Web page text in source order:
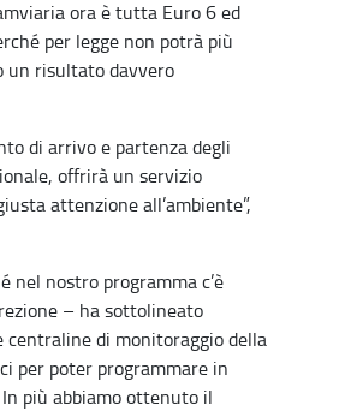
ora è tutta Euro 6 ed
per legge non potrà più
un risultato davvero
di arrivo e partenza degli
offrirà un servizio
attenzione all’ambiente”,
nel nostro programma c’è
– ha sottolineato
di monitoraggio della
per poter programmare in
più abbiamo ottenuto il